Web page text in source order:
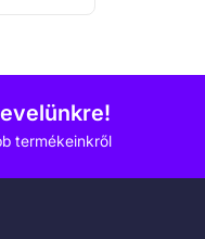
termékeinkről